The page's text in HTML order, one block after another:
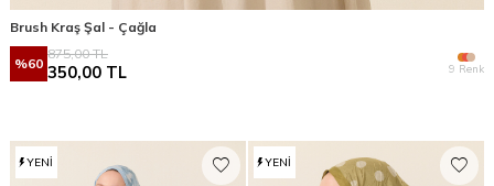
Brush Kraş Şal - Çağla
%60
875,00TL
350,00 TL 9 Renk
YENI YENI